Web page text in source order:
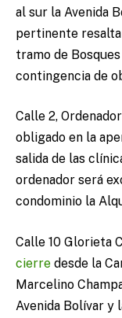
al sur la Avenida
pertinente
tramo de
contingencia de
Calle 2,
obligado en la
salida de las
ordenador será
condominio la
Calle 10 Glorieta
cierre desde la
Marcelino
Avenida Bolívar y